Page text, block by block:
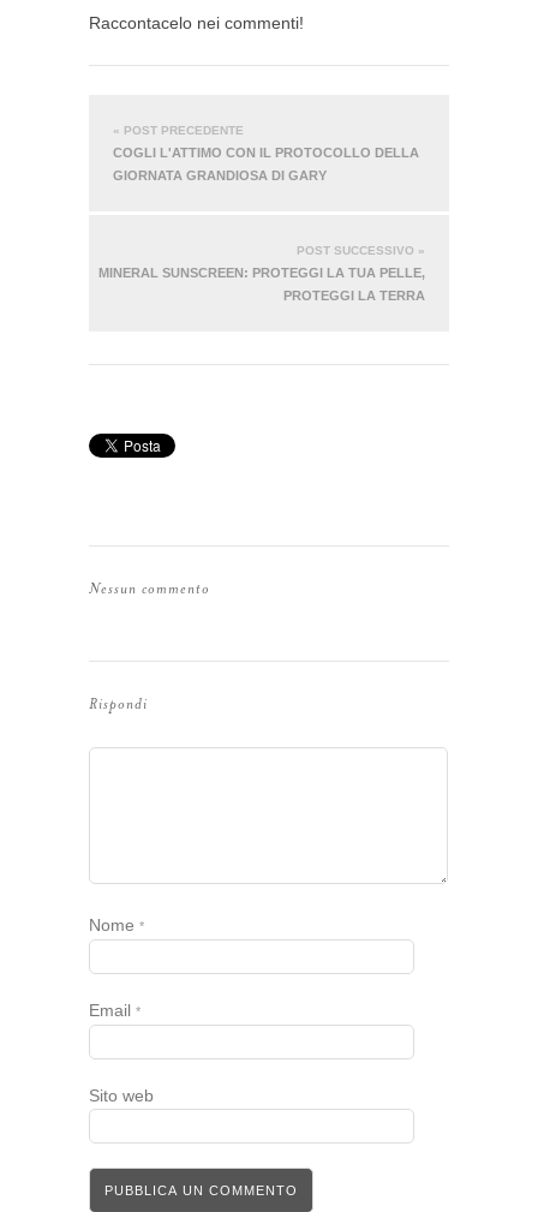
Raccontacelo nei commenti!
« POST PRECEDENTE
COGLI L'ATTIMO CON IL PROTOCOLLO DELLA
GIORNATA GRANDIOSA DI GARY
POST SUCCESSIVO »
MINERAL SUNSCREEN: PROTEGGI LA TUA PELLE,
PROTEGGI LA TERRA
Nessun commento
Rispondi
Nome *
Email *
Sito web